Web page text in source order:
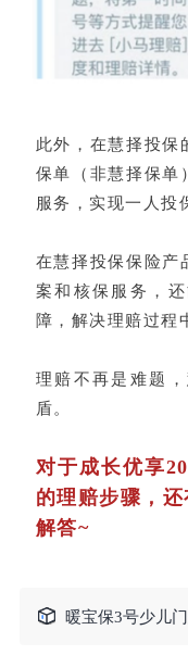
此外，在慧择投保
保单（非慧择保单
服务，实现一人投
在慧择投保保险产
案和核保服务，
障，解决理赔过程
理赔不再是难题
盾。
对于成长优享
的理赔步骤，
解答~
暖宝保3号少儿